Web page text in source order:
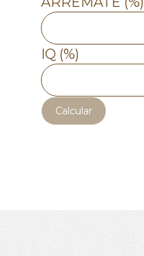
IQ (%)
Calcular